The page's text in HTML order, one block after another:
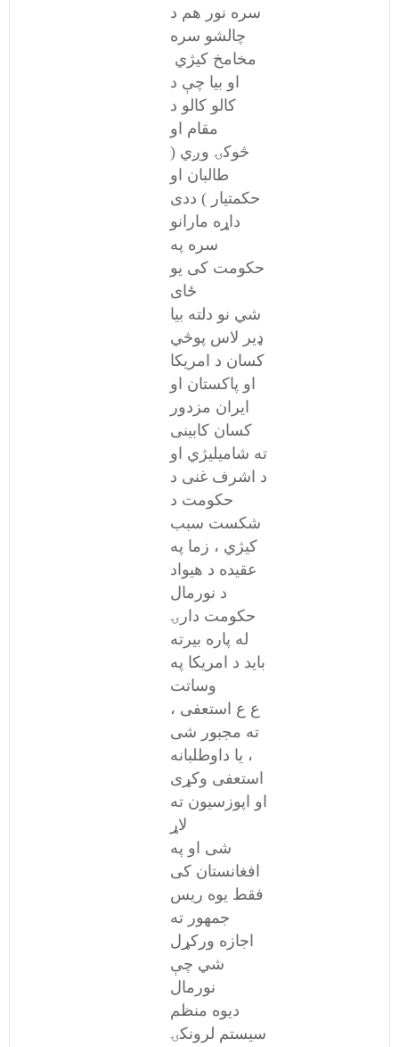
سره نور هم د
چالشو سره
مخامخ کیژي
او بیا چې د
کالو کالو د
مقام او
څوکۍ وږي (
طالبان او
حکمتیار ) ددی
داړه مارانو
سره په
حکومت کی یو
ځای
شي نو دلته بیا
ډیر لاس پوڅي
کسان د امریکا
او پاکستان او
ایران مزدور
کسان کابینی
ته شامیلیژي او
د اشرف غنی د
حکومت د
شکست سبب
کیژي ، زما په
عقیده د هیواد
د نورمال
حکومت دارۍ
له پاره بیرته
باید د امریکا په
وساتت
، ع ع استعفی
ته مجبور شی
، یا داوطلبانه
استعفی وکړی
او اپوزسیون ته
لاړ
شی او په
افغانستان کی
فقط یوه ریس
جمهور ته
اجازه ورکړل
شي چې
نورمال
دیوه منظم
سیستم لرونکۍ